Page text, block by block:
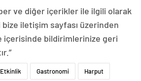
ve diğer içerikler ile ilgili olarak
iletişim sayfası üzerinden
içerisinde bildirimlerinize geri
Etkinlik Gastronomi Harput